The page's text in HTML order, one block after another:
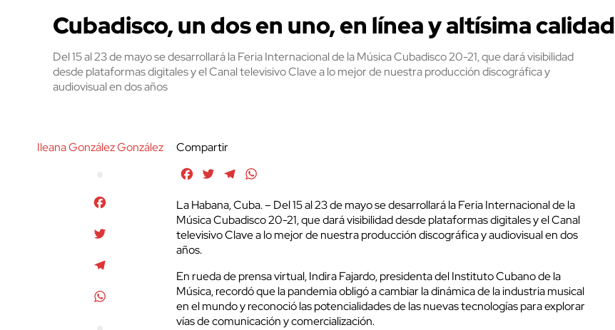
Cubadisco, un dos en uno, en línea y altísima calidad
Del 15 al 23 de mayo se desarrollará la Feria Internacional de la Música Cubadisco 20-21, que dará visibilidad
desde plataformas digitales y el Canal televisivo Clave a lo mejor de nuestra producción discográfica y
audiovisual en dos años
Ileana González González
Compartir
FacebookTwitterTelegram
La Habana, Cuba. – Del 15 al 23 de mayo se desarrollará la Feria Internacional de la
Música Cubadisco 20-21, que dará visibilidad desde plataformas digitales y el Canal
televisivo Clave a lo mejor de nuestra producción discográfica y audiovisual en dos
años.
En rueda de prensa virtual, Indira Fajardo, presidenta del Instituto Cubano de la
Música, recordó que la pandemia obligó a cambiar la dinámica de la industria musical
en el mundo y reconoció las potencialidades de las nuevas tecnologías para explorar
vías de comunicación y comercialización.